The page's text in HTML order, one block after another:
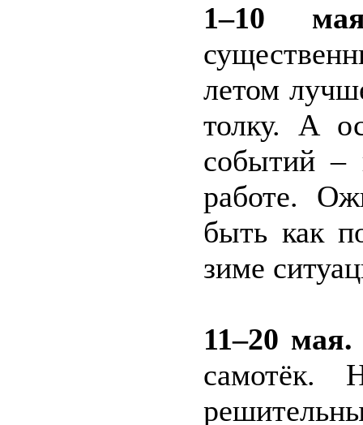
1–10
летом
толку. А
событий –
работе.
быть как
зиме
11–20
самотёк.